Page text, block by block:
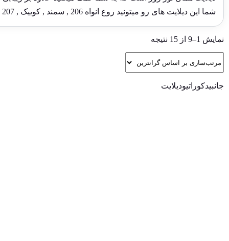
شما این دیلایت های رو میتونید روع انواه 206 , سمند , کوییک , 207 پژو پارس و بقیه خودروها به راحتی نصب کنید.
نمایش 1–9 از 15 نتیجه
قیمت:
جانبیدکوراتیودیلایت